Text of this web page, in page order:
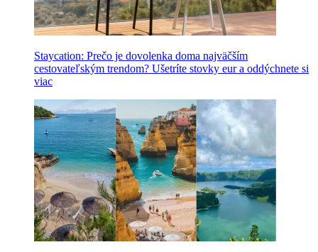
Staycation: Prečo je dovolenka doma najväčším
cestovateľským trendom? Ušetríte stovky eur a oddýchnete si
viac